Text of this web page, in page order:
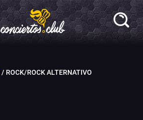
/ ROCK/ROCK ALTERNATIVO